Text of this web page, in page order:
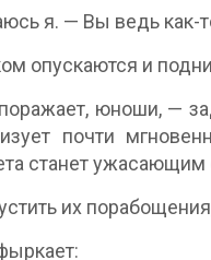
я. — Вы ведь как-
опускаются и
юноши, —
почти
станет
их